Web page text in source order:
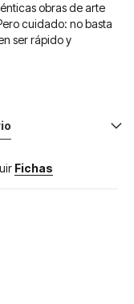
obras de arte
cuidado: no basta
ser rápido y
Fichas